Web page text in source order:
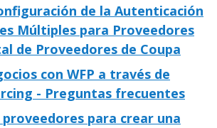
de la Autenticación
Múltiples para Proveedores
de Proveedores de Coupa
con WFP a través de
- Preguntas frecuentes
proveedores para crear una